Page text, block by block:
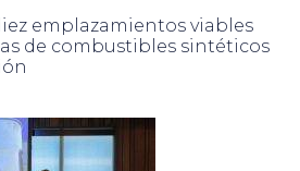
emplazamientos viables
de combustibles sintéticos